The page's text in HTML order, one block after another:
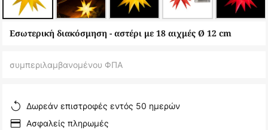
Μετάβαση
εικόνων
Εσωτερική διακόσμηση - αστέρι με 18 αιχμές Ø 12 cm
συμπεριλαμβανομένου ΦΠΑ
Δωρεάν επιστροφές εντός 50 ημερών
Ασφαλείς πληρωμές